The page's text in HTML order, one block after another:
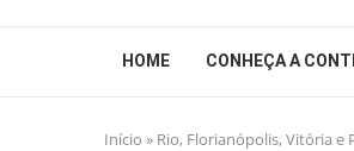
HOME CONHEÇA A
Início » Rio, Florianópolis, Vitória e